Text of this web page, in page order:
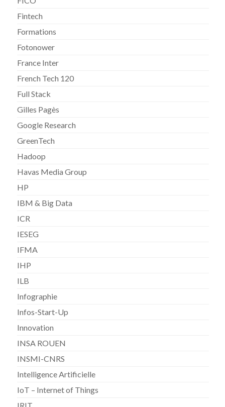
Fintech
Formations
Fotonower
France Inter
French Tech 120
Full Stack
Gilles Pagès
Google Research
GreenTech
Hadoop
Havas Media Group
HP
IBM & Big Data
ICR
IESEG
IFMA
IHP
ILB
Infographie
Infos-Start-Up
Innovation
INSA ROUEN
INSMI-CNRS
Intelligence Artificielle
IoT – Internet of Things
IRIT